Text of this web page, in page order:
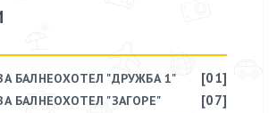
БАЛНЕОХОТЕЛ "ДРУЖБА 1" [01]
БАЛНЕОХОТЕЛ "ЗАГОРЕ" [07]